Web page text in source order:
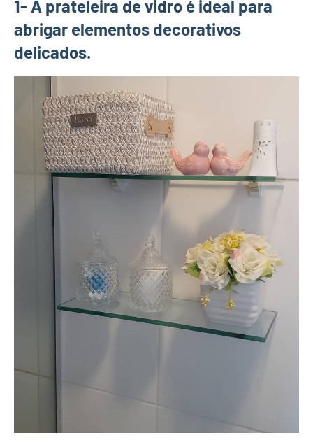
1- A prateleira de vidro é ideal para
abrigar elementos decorativos
delicados.